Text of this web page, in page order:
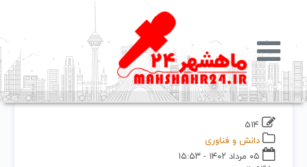
دانش و فناوری